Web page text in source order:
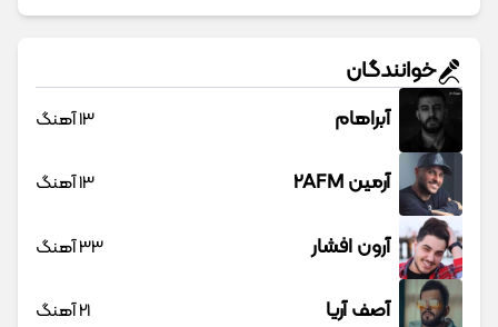
خوانندگان
آبراهام 13 آهنگ
آرمین 2AFM 13 آهنگ
آرون افشار 33 آهنگ
آصف آریا 21 آهنگ